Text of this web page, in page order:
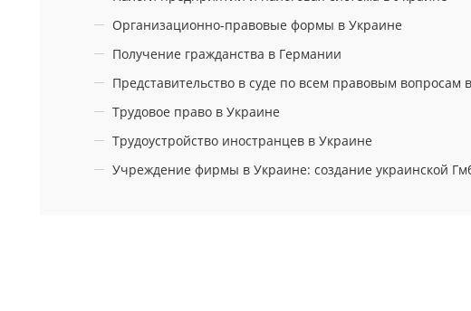
Организационно-правовые формы в Украине
Получение гражданства в Германии
Представительство в суде по всем правовым вопросам
Трудовое право в Украине
Трудоустройство иностранцев в Украине
Учреждение фирмы в Украине: создание украинской